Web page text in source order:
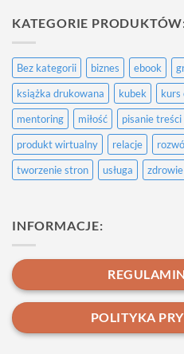
wpis
KATEGORIE
Bez kategorii biznes ebook
książka drukowana
kubek kurs
mentoring
miłość pisanie treści
produkt wirtualny
relacje
tworzenie stron
usługa zdrowie
INFORMACJE:
POLITYKA